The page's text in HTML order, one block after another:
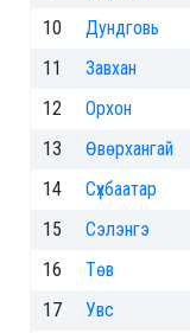
10
Дундговь
11
Завхан
12
Орхон
13
Өвөрхангай
14
Сүхбаатар
15
Сэлэнгэ
16
Төв
17
Увс